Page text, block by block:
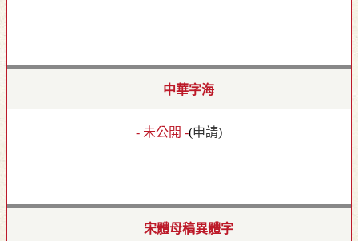
中華字海
- 未公開 -(申請)
宋體母稿異體字